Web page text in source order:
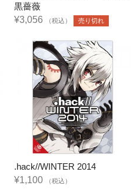
黒薔薇
¥3,056
（税込） 売り切れ
.hack//WINTER 2014
¥1,100
（税込）